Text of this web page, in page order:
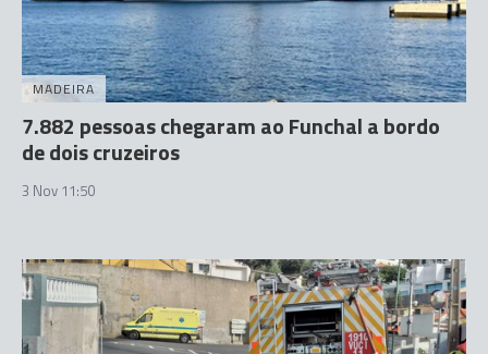
MADEIRA
7.882 pessoas chegaram ao Funchal a bordo
de dois cruzeiros
3 Nov 11:50